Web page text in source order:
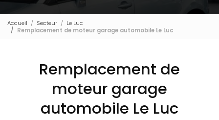
Accueil Secteur
Le Luc
Remplacement de moteur garage automobile Le Luc
Remplacement de
moteur garage
automobile Le Luc